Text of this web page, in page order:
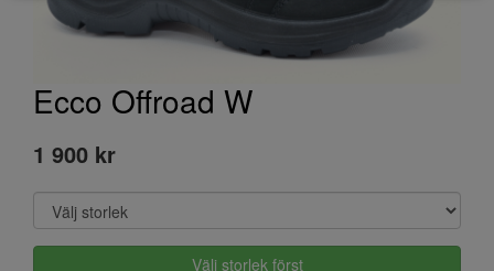
Ecco Offroad W
1 900 kr
Välj storlek först